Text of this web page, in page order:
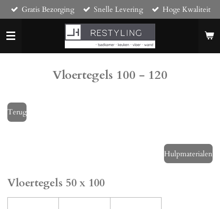
Ga
direct
naar
de
hoofdinhoud
Gratis Bezorging Snelle Levering Hoge Kwaliteit
Vloertegels 100 - 120
Terug
Hulpmaterialen
Vloertegels 50 x 100